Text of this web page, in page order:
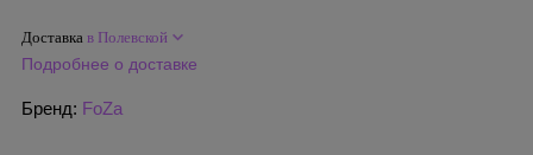
Доставка в Полевской
Подробнее о доставке
Бренд: FoZa